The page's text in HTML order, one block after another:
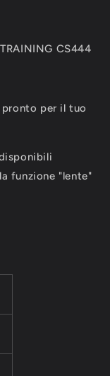
CS444
pronto per il tuo
funzione "lente"